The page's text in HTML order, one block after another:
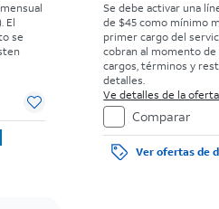
El
se
Se debe activar una
de $45 como mínimo
primer cargo del
cobran al momento de
cargos, términos y
detalles.
Ve detalles de la oferta
Comparar
Ver ofertas de